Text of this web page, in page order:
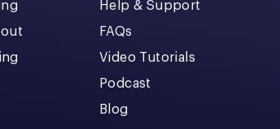
Help & Support
FAQs
Video Tutorials
Podcast
Blog